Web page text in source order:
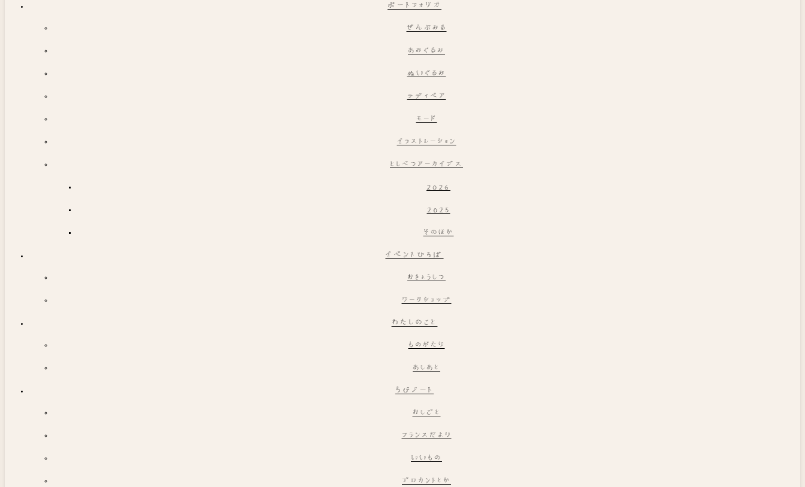
ポートフォリオ
ぜんぶみる
あみぐるみ
ぬいぐるみ
テディベア
モード
イラストレーション
としべつアーカイブス
2026
2025
そのほか
イベントひろば
おきょうしつ
ワークショップ
わたしのこと
ものがたり
あしあと
ちびノート
おしごと
フランスだより
いいもの
ブロカントとか